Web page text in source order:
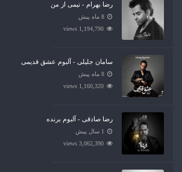
رضا بهرام - نیمی از من
8 ماه پیش
1,194,790 views
سامان جلیلی - آلبوم عشق قدیمی
8 ماه پیش
1,160,320 views
رضا صادقی - آلبوم برنده
1 سال پیش
3,062,390 views